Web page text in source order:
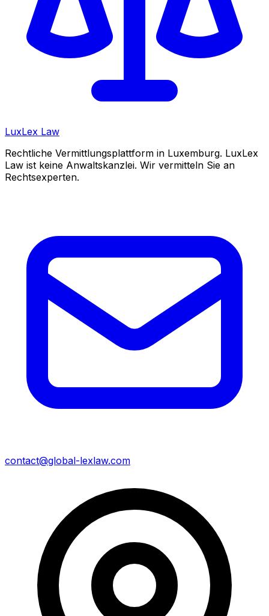
LuxLex Law
Rechtliche Vermittlungsplattform in Luxemburg. LuxLex
Law ist keine Anwaltskanzlei. Wir vermitteln Sie an
Rechtsexperten.
contact@global-lexlaw.com